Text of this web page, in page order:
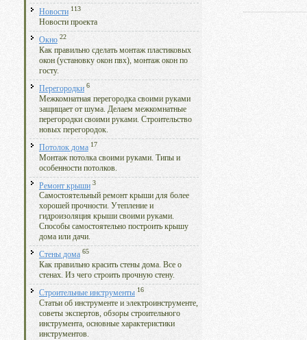
Новости 113
Новости проекта
Окно 22
Как правильно сделать монтаж пластиковых
окон (установку окон пвх), монтаж окон по
госту.
Перегородки 6
Межкомнатная перегородка своими руками
защищает от шума. Делаем межкомнатные
перегородки своими руками. Строительство
новых перегородок.
Потолок дома 17
Монтаж потолка своими руками. Типы и
особенности потолков.
Ремонт крыши 3
Самостоятельный ремонт крыши для более
хорошей прочности. Утепление и
гидроизоляция крыши своими руками.
Способы самостоятельно построить крышу
дома или дачи.
Стены дома 65
Как правильно красить стены дома. Все о
стенах. Из чего строить прочную стену.
Строительные инструменты 16
Статьи об инструменте и электроинструменте,
советы экспертов, обзоры строительного
инструмента, основные характеристики
инструментов.